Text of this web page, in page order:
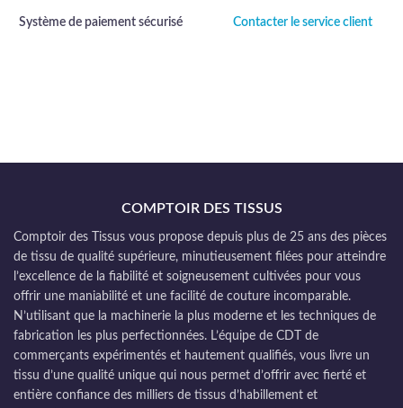
Système de paiement sécurisé Contacter le service client
COMPTOIR DES TISSUS
Comptoir des Tissus vous propose depuis plus de 25 ans des pièces
de tissu de qualité supérieure, minutieusement filées pour atteindre
l’excellence de la fiabilité et soigneusement cultivées pour vous
offrir une maniabilité et une facilité de couture incomparable.
N’utilisant que la machinerie la plus moderne et les techniques de
fabrication les plus perfectionnées. L’équipe de CDT de
commerçants expérimentés et hautement qualifiés, vous livre un
tissu d’une qualité unique qui nous permet d’offrir avec fierté et
entière confiance des milliers de tissus d’habillement et